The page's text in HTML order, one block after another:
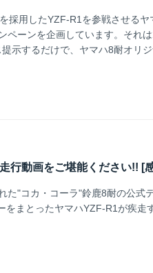
採用したYZF-R1を参戦させるヤ
ペーンを企画しています。それ
示するだけで、ヤマハ8耐オリジ
のかあちゃん・・・もとい、母上
行動画をご堪能ください!! [
た"コカ・コーラ"鈴鹿8耐の公式
をまとったヤマハYZF-R1が疾走